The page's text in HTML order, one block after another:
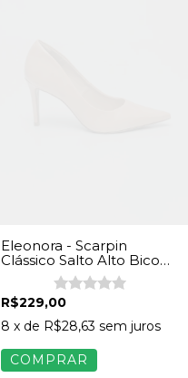
Eleonora - Scarpin
Clássico Salto Alto Bico
Folha Feminino Napa
R$229,00
8 x de R$28,63 sem juros
COMPRAR